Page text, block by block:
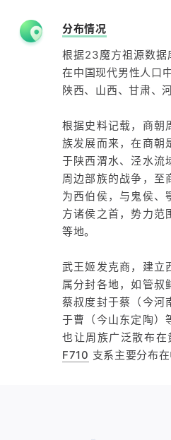
分布情况
根据23魔方祖源数据
在中国现代男性人口
陕西、山西、甘肃、
根据史料记载，商朝
族发展而来，在商朝
于陕西渭水、泾水流
周边部族的战争，至
为西伯侯，与鬼侯、
方诸侯之首，势力范
等地。
武王姬发克商，建立
属分封各地，如管叔
蔡叔度封于蔡（今河
于曹（今山东定陶）
也让周族广泛散布
F710 支系主要分布